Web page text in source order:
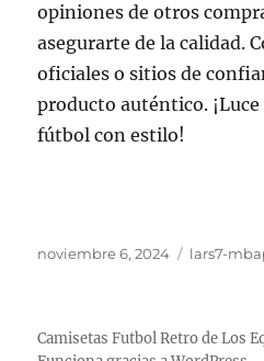
opiniones de otros
asegurarte de la calidad.
oficiales o sitios de
producto auténtico.
fútbol con estilo!
Publicado
noviembre 6, 2024 lars7-
Camisetas Futbol Retro de Los